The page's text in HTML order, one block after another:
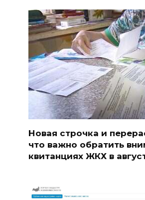
Новая строчка и
что важно обратить
квитанциях ЖКХ в